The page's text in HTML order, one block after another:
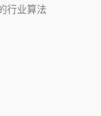
行业算法